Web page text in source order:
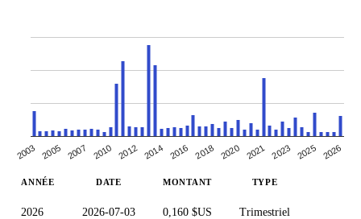
2003 2005 2007 2010 2012 2014 2016 2018 2020 2021 2023 2025 2026
ANNÉE DATE MONTANT TYPE
2026 2026-07-03 0,160 $US Trimestriel